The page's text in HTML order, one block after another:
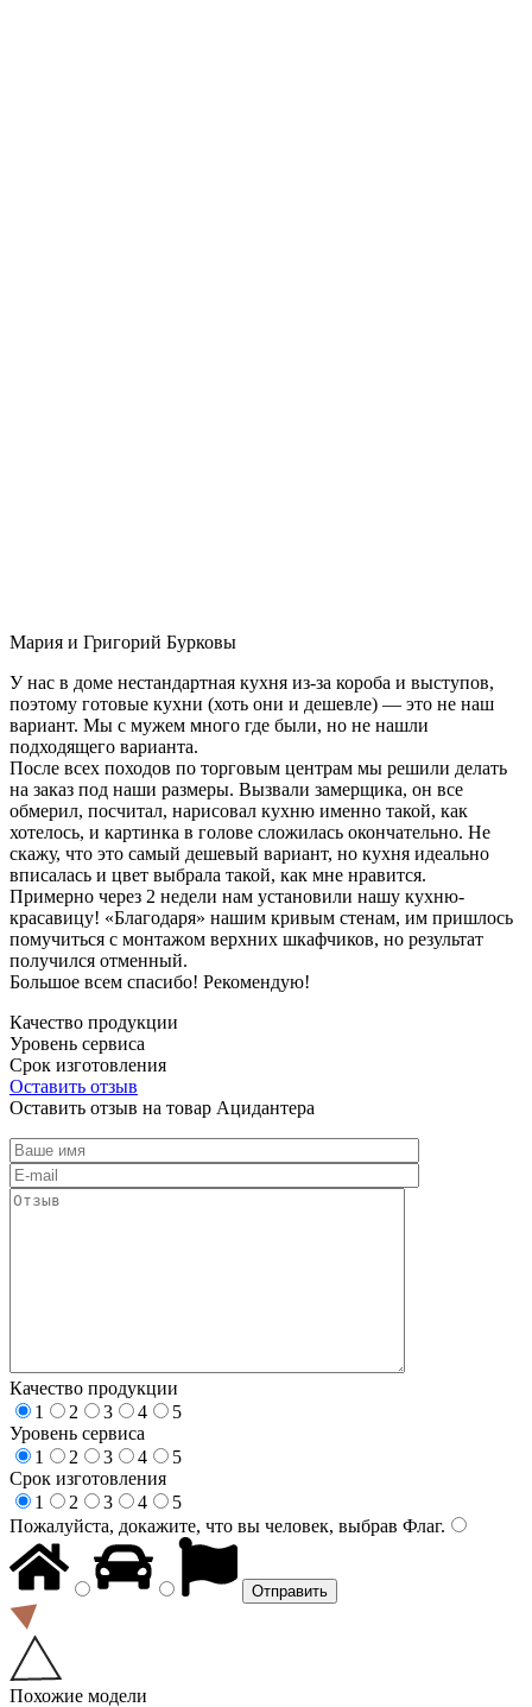
Мария и Григорий Бурковы
У нас в доме нестандартная кухня из-за короба и выступов,
поэтому готовые кухни (хоть они и дешевле) — это не наш
вариант. Мы с мужем много где были, но не нашли
подходящего варианта.
После всех походов по торговым центрам мы решили делать
на заказ под наши размеры. Вызвали замерщика, он все
обмерил, посчитал, нарисовал кухню именно такой, как
хотелось, и картинка в голове сложилась окончательно. Не
скажу, что это самый дешевый вариант, но кухня идеально
вписалась и цвет выбрала такой, как мне нравится.
Примерно через 2 недели нам установили нашу кухню-
красавицу! «Благодаря» нашим кривым стенам, им пришлось
помучиться с монтажом верхних шкафчиков, но результат
получился отменный.
Большое всем спасибо! Рекомендую!
Качество продукции
Уровень сервиса
Срок изготовления
Оставить отзыв
Оставить отзыв на товар Ацидантера
Качество продукции
1
2 3 4
5
Уровень сервиса
1
2 3 4
5
Срок изготовления
1
2 3 4
5
Пожалуйста, докажите, что вы человек, выбрав Флаг.
Похожие модели